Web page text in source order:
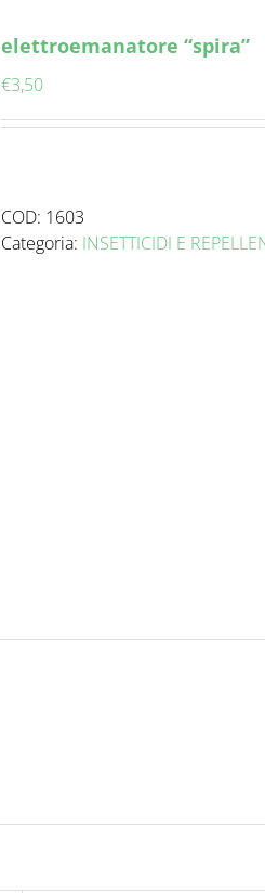
elettroemanatore “spira”
€3,50
COD: 1603
Categoria: INSETTICIDI E